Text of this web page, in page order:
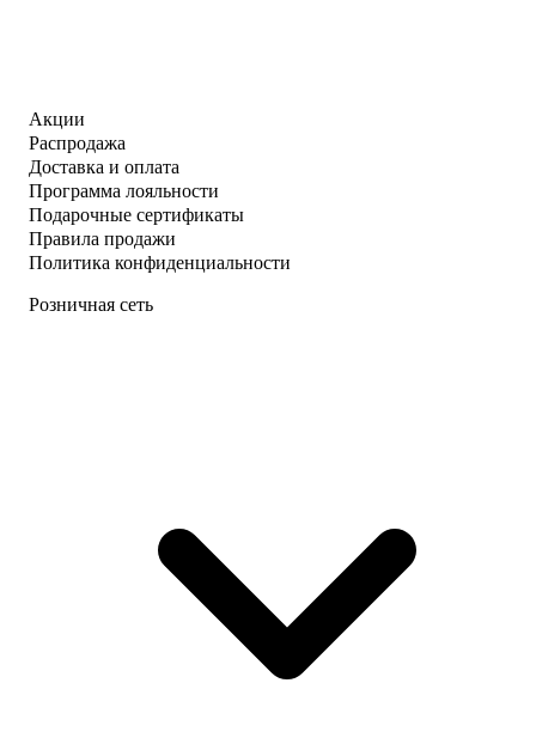
Акции
Распродажа
Доставка и оплата
Программа лояльности
Подарочные сертификаты
Правила продажи
Политика конфиденциальности
Розничная сеть